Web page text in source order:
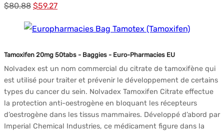
$80.88 Le
initial
était :
$80.88.
$59.27Le
actuel
est :
$59.27.
Tamoxifen 20mg 50tabs - Baggies - Euro-Pharmacies EU
Nolvadex est un nom commercial du citrate de tamoxifène qui
est utilisé pour traiter et prévenir le développement de certains
types du cancer du sein. Nolvadex Tamoxifen Citrate effectue
la protection anti-oestrogène en bloquant les récepteurs
d’oestrogène dans les tissus mammaires. Développé d’abord par
Imperial Chemical Industries, ce médicament figure dans la